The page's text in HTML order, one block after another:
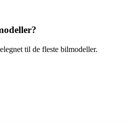
til de fleste bilmodeller.